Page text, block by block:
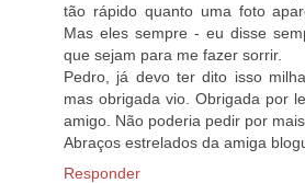
tão rápido quanto uma foto
Mas eles sempre - eu disse
que sejam para me fazer sorrir.
Pedro, já devo ter dito isso
mas obrigada vio. Obrigada por
amigo. Não poderia pedir por mais.
Abraços estrelados da amiga
Responder